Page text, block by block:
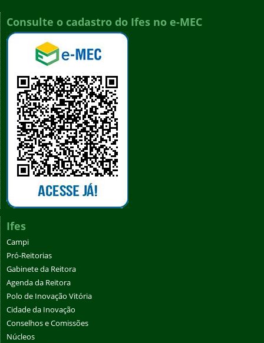
Consulte o cadastro do Ifes no e-MEC
Ifes
Campi
Pró-Reitorias
Gabinete da Reitora
Agenda da Reitora
Polo de Inovação Vitória
Cidade da Inovação
Conselhos e Comissões
Núcleos